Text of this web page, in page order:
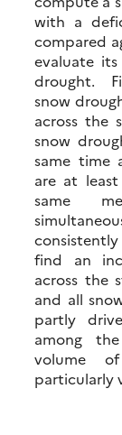
with a
compared
evaluate
drought.
snow
across the
snow
same time
are at
same
find an
across the
and all
partly
among
volume
particularly